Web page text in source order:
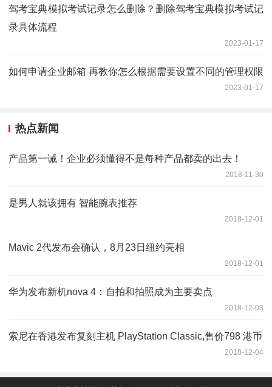
驾考宝典模拟考试记录怎么删除？删除驾考宝典模拟考试记
录具体流程
2023-01-17
如何申请企业邮箱 再教你怎么根据需要设置不同的管理权限
2023-01-17
热点新闻
产品第一诫！企业必须懂得不是每种产品都卖的出去！
2018-11-30
是男人就该拥有 智能腕表推荐
2018-12-01
Mavic 2代发布会确认，8月23日纽约亮相
2018-12-01
华为发布新机nova 4：自拍和拍照成为主要卖点
2018-12-03
索尼在香港发布复刻主机 PlayStation Classic,售价798 港币
2018-12-04